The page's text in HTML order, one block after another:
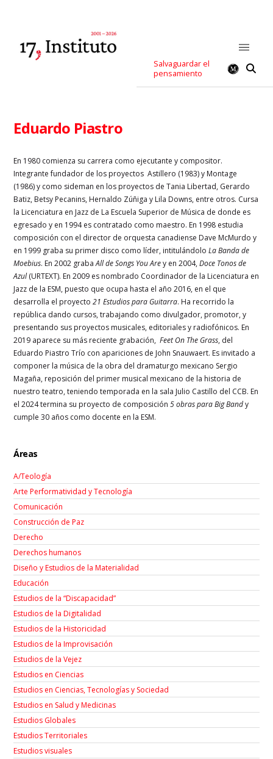
Salvaguardar el
pensamiento
Eduardo Piastro
En 1980 comienza su carrera como ejecutante y compositor.
Integrante fundador de los proyectos Astillero (1983) y Montage
(1986) y como sideman en los proyectos de Tania Libertad, Gerardo
Batiz, Betsy Pecanins, Hernaldo Zúñiga y Lila Downs, entre otros. Cursa
la Licenciatura en Jazz de La Escuela Superior de Música de donde es
egresado y en 1994 es contratado como maestro. En 1998 estudia
composición con el director de orquesta canadiense Dave McMurdo y
en 1999 graba su primer disco como líder, intitulándoloLa Banda de
Moebius. En 2002 grabaAll de Songs You Arey en 2004,Doce Tonos de
Azul(URTEXT). En 2009 es nombrado Coordinador de la Licenciatura en
Jazz de la ESM, puesto que ocupa hasta el año 2016, en el que
desarrolla el proyecto21 Estudios para Guitarra. Ha recorrido la
república dando cursos, trabajando como divulgador, promotor, y
presentando sus proyectos musicales, editoriales y radiofónicos. En
2019 aparece su más reciente grabación,Feet On The Grass, del
Eduardo Piastro Trío con apariciones de John Snauwaert. Es invitado a
componer la música de la obra del dramaturgo mexicano Sergio
Magaña, reposición del primer musical mexicano de la historia de
nuestro teatro, teniendo temporada en la sala Julio Castillo del CCB. En
el 2024 termina su proyecto de composición5 obras para Big Bandy
cumple 30 años como docente en la ESM.
Áreas
A/Teología
Arte Performatividad y Tecnología
Comunicación
Construcción de Paz
Derecho
Derechos humanos
Diseño y Estudios de la Materialidad
Educación
Estudios de la “Discapacidad”
Estudios de la Digitalidad
Estudios de la Historicidad
Estudios de la Improvisación
Estudios de la Vejez
Estudios en Ciencias
Estudios en Ciencias, Tecnologías y Sociedad
Estudios en Salud y Medicinas
Estudios Globales
Estudios Territoriales
Estudios visuales